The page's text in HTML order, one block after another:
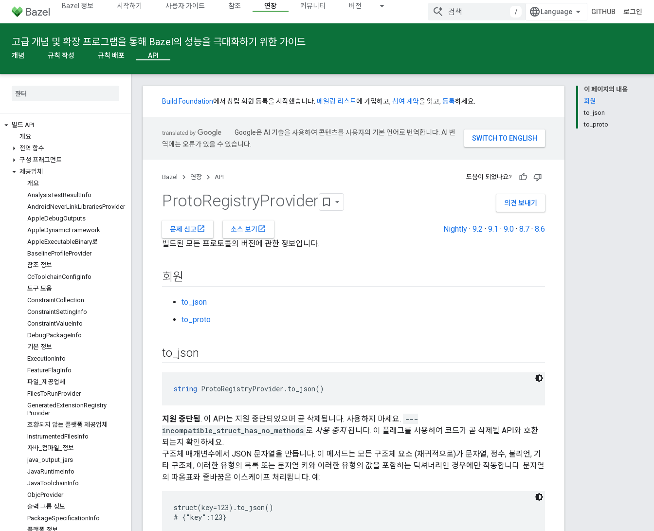
Bazel 정보 시작하기 사용자 가이드 참조 연장 커뮤니티 버전
/ GITHUB 로그인
고급 개념 및 확장 프로그램을 통해 Bazel의 성능을 극대화하기 위한 가이드
개념 규칙 작성 규칙 배포 API
빌드 API
개요
전역 함수
구성 프래그먼트
제공업체
개요
AnalysisTestResultInfo
AndroidNeverLinkLibrariesProvider
AppleDebugOutputs
AppleDynamicFramework
AppleExecutableBinary로
BaselineProfileProvider
참조 정보
CcToolchainConfigInfo
도구 모음
ConstraintCollection
ConstraintSettingInfo
ConstraintValueInfo
DebugPackageInfo
기본 정보
ExecutionInfo
FeatureFlagInfo
파일 제공업체
FilesToRunProvider
GeneratedExtensionRegistry
Provider
호환되지 않는 플랫폼 제공업체
InstrumentedFilesInfo
자바 컴파일 정보
java output jars
JavaRuntimeInfo
JavaToolchainInfo
ObjcProvider
출력 그룹 정보
PackageSpecificationInfo
이 페이지의 내용
회원
to_json
to_proto
Build Foundation에서 창립 회원 등록을 시작했습니다. 메일링 리스트에 가입하고, 참여 계약을 읽고, 등록하세요.
Google은 AI 기술을 사용하여 콘텐츠를 사용자의 기본 언어로 번역합니다. AI 번
역에는 오류가 있을 수 있습니다.
Bazel 연장 API 도움이 되었나요?
의견 보내기
ProtoRegistryProvider
문제 신고open_in_new 소스 보기 open_in_new Nightly · 9.2 · 9.1 · 9.0 · 8.7 · 8.6
빌드된 모든 프로토콜의 버전에 관한 정보입니다.
회원
to_json
to_proto
to json
string ProtoRegistryProvider.to_json()
지원 중단됨. 이 API는 지원 중단되었으며 곧 삭제됩니다. 사용하지 마세요. ---
incompatible_struct_has_no_methods 로 사용 중지됩니다. 이 플래그를 사용하여 코드가 곧 삭제될 API와 호환
되는지 확인하세요.
구조체 매개변수에서 JSON 문자열을 만듭니다. 이 메서드는 모든 구조체 요소 (재귀적으로)가 문자열, 정수, 불리언, 기
타 구조체, 이러한 유형의 목록 또는 문자열 키와 이러한 유형의 값을 포함하는 딕셔너리인 경우에만 작동합니다. 문자열
의 따옴표와 줄바꿈은 이스케이프 처리됩니다. 예:
struct(key=123).to_json()
# {"key":123}